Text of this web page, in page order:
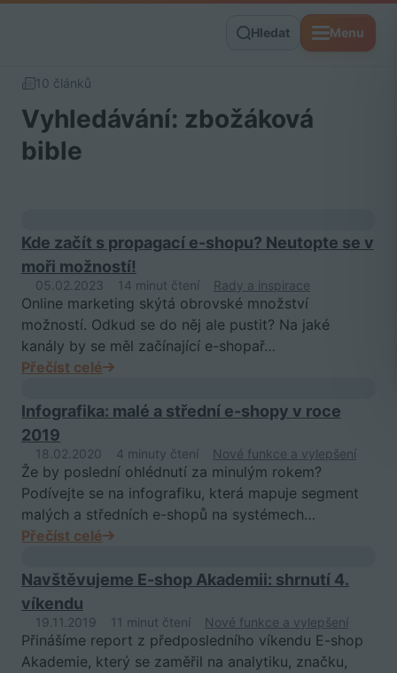
Hledat Menu
10 článků
Vyhledávání: zbožáková
bible
Kde začít s propagací e-shopu? Neutopte se v
moři možností!
05.02.2023 14 minut čtení Rady a inspirace
Online marketing skýtá obrovské množství
možností. Odkud se do něj ale pustit? Na jaké
kanály by se měl začínající e-shopař…
Přečíst celé
Infografika: malé a střední e-shopy v roce
2019
18.02.2020 4 minuty čtení Nové funkce a vylepšení
Že by poslední ohlédnutí za minulým rokem?
Podívejte se na infografiku, která mapuje segment
malých a středních e-shopů na systémech…
Přečíst celé
Navštěvujeme E-shop Akademii: shrnutí 4.
víkendu
19.11.2019 11 minut čtení Nové funkce a vylepšení
Přinášíme report z předposledního víkendu E-shop
Akademie, který se zaměřil na analytiku, značku,